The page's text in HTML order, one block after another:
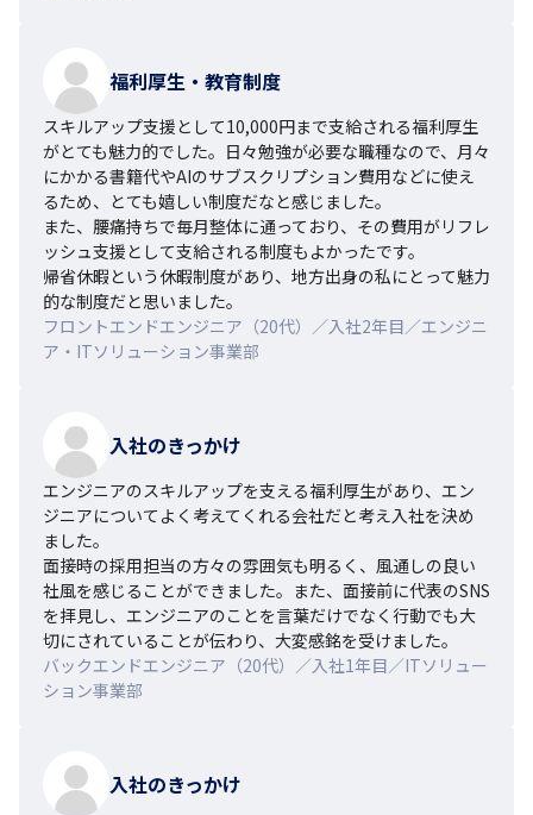
福利厚生・教育制度
スキルアップ支援として10,000円まで支給される福利厚生
がとても魅力的でした。日々勉強が必要な職種なので、月々
にかかる書籍代やAIのサブスクリプション費用などに使え
るため、とても嬉しい制度だなと感じました。
また、腰痛持ちで毎月整体に通っており、その費用がリフレ
ッシュ支援として支給される制度もよかったです。
帰省休暇という休暇制度があり、地方出身の私にとって魅力
的な制度だと思いました。
フロントエンドエンジニア（20代）／入社2年目／エンジニ
ア・ITソリューション事業部
入社のきっかけ
エンジニアのスキルアップを支える福利厚生があり、エン
ジニアについてよく考えてくれる会社だと考え入社を決め
ました。
面接時の採用担当の方々の雰囲気も明るく、風通しの良い
社風を感じることができました。また、面接前に代表のSNS
を拝見し、エンジニアのことを言葉だけでなく行動でも大
切にされていることが伝わり、大変感銘を受けました。
バックエンドエンジニア（20代）／入社1年目／ITソリュー
ション事業部
入社のきっかけ